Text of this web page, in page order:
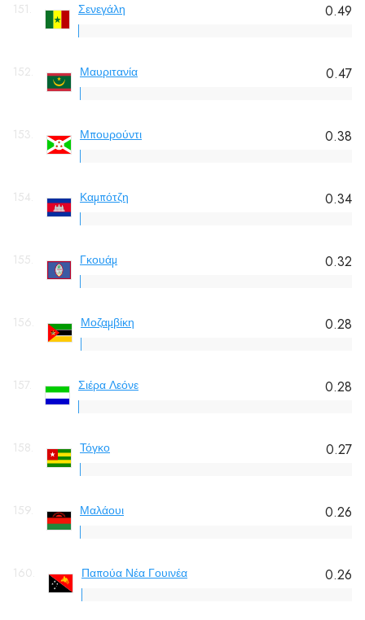
151. Σενεγάλη 0.49
152. Μαυριτανία 0.47
153. Μπουρούντι 0.38
154. Καμπότζη 0.34
155. Γκουάμ 0.32
156. Μοζαμβίκη 0.28
157. Σιέρα Λεόνε 0.28
158. Τόγκο 0.27
159. Μαλάουι 0.26
160. Παπούα Νέα Γουινέα 0.26